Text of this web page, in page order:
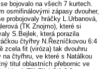
bojovalo na všech 7 kurtech.
osmifinálovými zápasy dvouher,
probojovaly hráčky L.Urbanová,
(TK Znojmo), které si
S.Bejlek, která porazila
čtyřhry N.Řezníčkovou 6:4
zcela fit (viróza) tak dvouhru
čtyřhru, ve které s Natálkou
titul oblastních přebornic ve